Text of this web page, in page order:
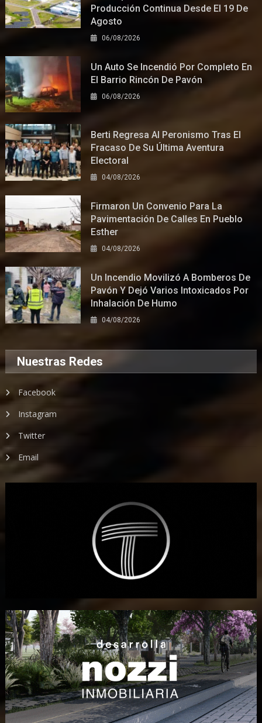
Producción Continua Desde El 19 De
Agosto
06/08/2026
Un Auto Se Incendió Por Completo En
El Barrio Rincón De Pavón
06/08/2026
Berti Regresa Al Peronismo Tras El
Fracaso De Su Última Aventura
Electoral
04/08/2026
Firmaron Un Convenio Para La
Pavimentación De Calles En Pueblo
Esther
04/08/2026
Un Incendio Movilizó A Bomberos De
Pavón Y Dejó Varios Intoxicados Por
Inhalación De Humo
04/08/2026
Nuestras Redes
Facebook
Instagram
Twitter
Email